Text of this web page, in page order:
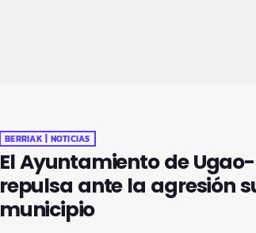
BERRIAK | NOTICIAS
El Ayuntamiento de
repulsa ante la agresión
municipio